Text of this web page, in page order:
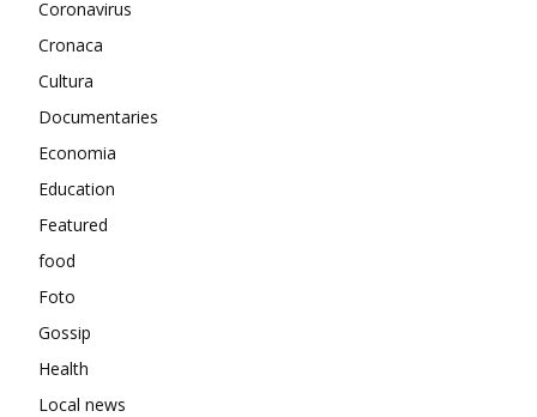
Coronavirus
Cronaca
Cultura
Documentaries
Economia
Education
Featured
food
Foto
Gossip
Health
Local news